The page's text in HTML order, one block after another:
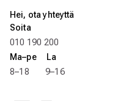
Hei, ota yhteyttä
Soita
010 190 200
Ma–pe La
8–18 9–16